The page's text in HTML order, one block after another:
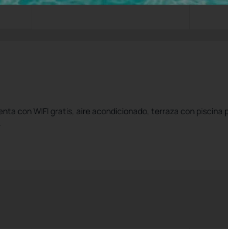
con WIFI gratis, aire acondicionado, terraza con piscina